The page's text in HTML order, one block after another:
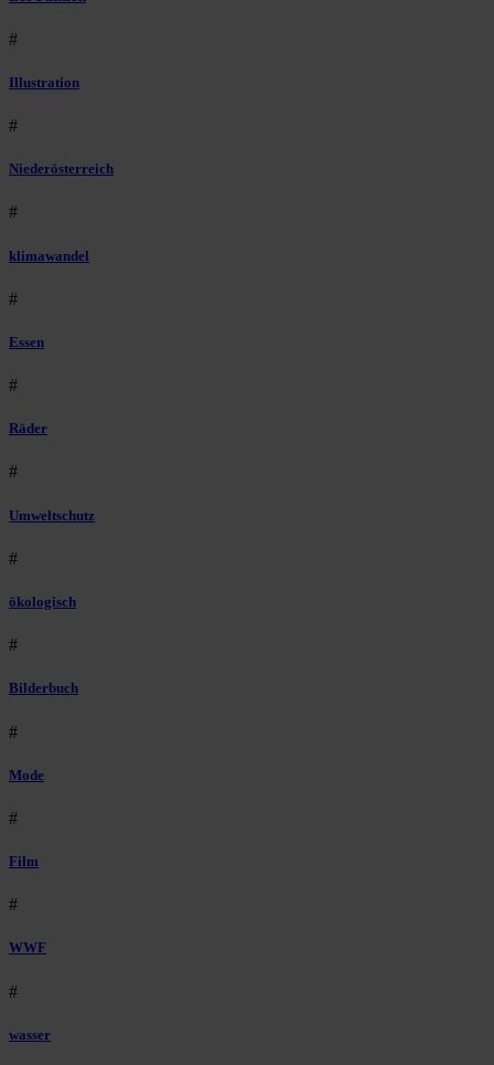
#
Illustration
#
Niederösterreich
#
klimawandel
#
Essen
#
Räder
#
Umweltschutz
#
ökologisch
#
Bilderbuch
#
Mode
#
Film
#
WWF
#
wasser